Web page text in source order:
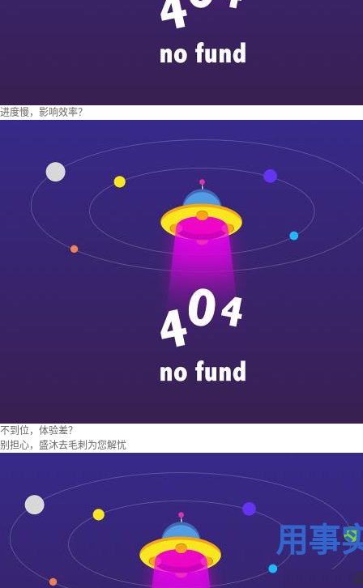
进度慢，影响效率？
不到位，体验差？
别担心，盛沐去毛刺为您解忧
用事